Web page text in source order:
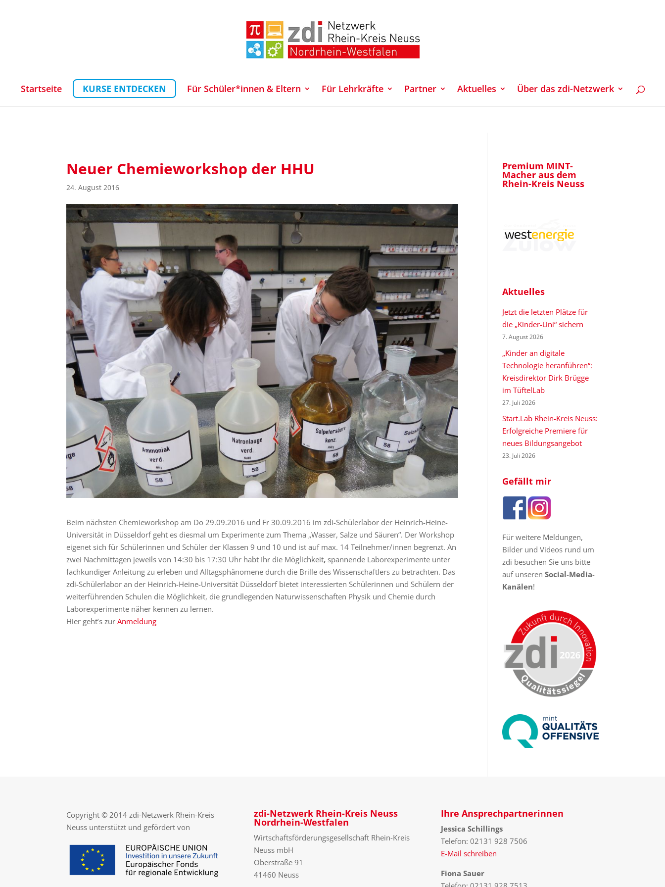
Startseite KURSE ENTDECKEN Für Schüler*innen & Eltern Für Lehrkräfte Partner Aktuelles Über das zdi-Netzwerk
Neuer Chemieworkshop der HHU
24. August 2016
Beim nächsten Chemieworkshop am Do 29.09.2016 und Fr 30.09.2016 im zdi-Schülerlabor der Heinrich-Heine-
Universität in Düsseldorf geht es diesmal um Experimente zum Thema „Wasser, Salze und Säuren“. Der Workshop
eigenet sich für Schülerinnen und Schüler der Klassen 9 und 10 und ist auf max. 14 Teilnehmer/innen begrenzt. An
zwei Nachmittagen jeweils von 14:30 bis 17:30 Uhr habt Ihr die Möglichkeit, spannende Laborexperimente unter
fachkundiger Anleitung zu erleben und Alltagsphänomene durch die Brille des Wissenschaftlers zu betrachten. Das
zdi-Schülerlabor an der Heinrich-Heine-Universität Düsseldorf bietet interessierten Schülerinnen und Schülern der
weiterführenden Schulen die Möglichkeit, die grundlegenden Naturwissenschaften Physik und Chemie durch
Laborexperimente näher kennen zu lernen.
Hier geht’s zurAnmeldung
Premium MINT-
Macher aus dem
Rhein-Kreis Neuss
Aktuelles
Jetzt die letzten Plätze für
die „Kinder-Uni“ sichern
7. August 2026
„Kinder an digitale
Technologie heranführen“:
Kreisdirektor Dirk Brügge
im TüftelLab
27. Juli 2026
Start.Lab Rhein-Kreis Neuss:
Erfolgreiche Premiere für
neues Bildungsangebot
23. Juli 2026
Gefällt mir
Für weitere Meldungen,
Bilder und Videos rund um
zdi besuchen Sie uns bitte
auf unserenSocial-Media-
Kanälen!
Copyright © 2014 zdi-Netzwerk Rhein-Kreis
Neuss unterstützt und gefördert von
zdi-Netzwerk Rhein-Kreis Neuss
Nordrhein-Westfalen
Wirtschaftsförderungsgesellschaft Rhein-Kreis
Neuss mbH
Oberstraße 91
41460 Neuss
Ihre Ansprechpartnerinnen
Jessica Schillings
Telefon: 02131 928 7506
E-Mail schreiben
Fiona Sauer